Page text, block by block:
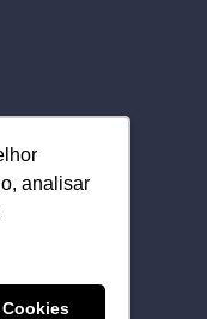
analisar
analisar
Reservados.